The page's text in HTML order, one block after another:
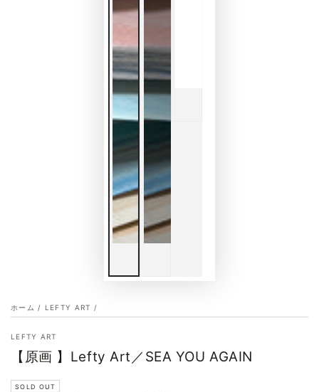
ホーム / LEFTY ART /
LEFTY ART
【原画 】Lefty Art／SEA YOU AGAIN
SOLD OUT